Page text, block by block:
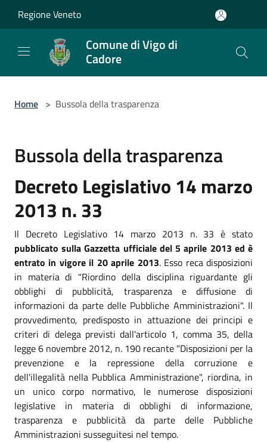
Regione Veneto
Comune di Vigo di
Cadore
Home > Bussola della trasparenza
Bussola della trasparenza
Decreto Legislativo 14 marzo
2013 n. 33
Il Decreto Legislativo 14 marzo 2013 n. 33 è stato
pubblicato sulla Gazzetta ufficiale del 5 aprile 2013 ed è
entrato in vigore il 20 aprile 2013. Esso reca disposizioni
in materia di "Riordino della disciplina riguardante gli
obblighi di pubblicità, trasparenza e diffusione di
informazioni da parte delle Pubbliche Amministrazioni". Il
provvedimento, predisposto in attuazione dei principi e
criteri di delega previsti dall'articolo 1, comma 35, della
legge 6 novembre 2012, n. 190 recante "Disposizioni per la
prevenzione e la repressione della corruzione e
dell'illegalità nella Pubblica Amministrazione", riordina, in
un unico corpo normativo, le numerose disposizioni
legislative in materia di obblighi di informazione,
trasparenza e pubblicità da parte delle Pubbliche
Amministrazioni susseguitesi nel tempo.